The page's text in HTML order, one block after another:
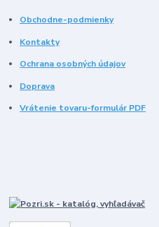
Obchodne-podmienky
Kontakty
Ochrana osobných údajov
Doprava
Vrátenie tovaru-formulár PDF